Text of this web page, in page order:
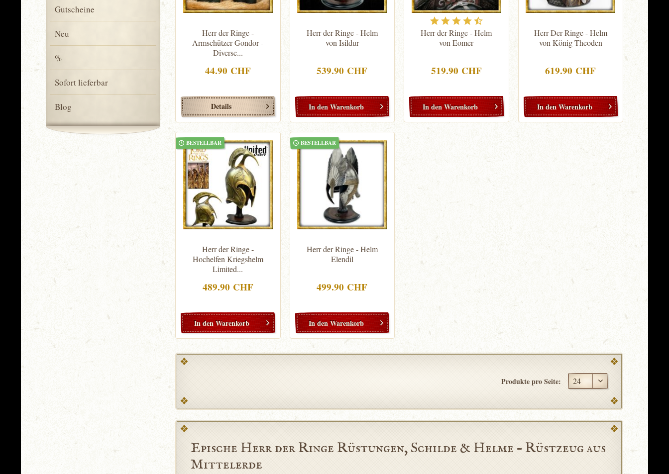
Gutscheine
Neu
%
Sofort lieferbar
Blog
Herr der Ringe -
Armschützer Gondor -
Diverse...
44.90 CHF
Details
Herr der Ringe - Helm
von Isildur
539.90 CHF
In denWarenkorb
Herr der Ringe - Helm
von Eomer
519.90 CHF
In den Warenkorb
Herr Der Ringe - Helm
von König Theoden
619.90 CHF
In denWarenkorb
BESTELLBAR
Herr der Ringe -
Hochelfen Kriegshelm
Limited...
489.90 CHF
In den Warenkorb
BESTELLBAR
Herr der Ringe - Helm
Elendil
499.90 CHF
In denWarenkorb
Produkte pro Seite:
Epische Herr der Ringe Rüstungen, Schilde & Helme – Rüstzeug aus
Mittelerde